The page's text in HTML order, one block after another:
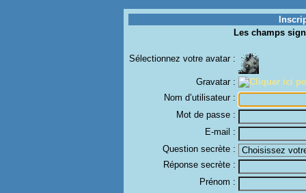
Les champs
Sélectionnez votre avatar :
Gravatar :
Nom d’utilisateur :
Mot de passe :
E-mail :
Question secrète :
Réponse secrète :
Prénom :